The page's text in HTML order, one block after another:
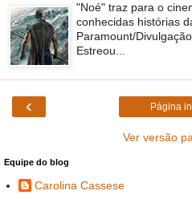
"Noé" traz para o
conhecidas histórias
Paramount/
Estreou...
‹ Página
Ver versão
Equipe do blog
Carolina Cassese